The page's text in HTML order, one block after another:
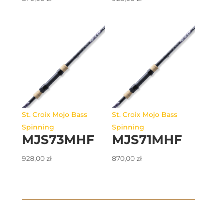
St. Croix Mojo Bass
Spinning
MJS73MHF
928,00 zł
St. Croix Mojo Bass
Spinning
MJS71MHF
870,00zł